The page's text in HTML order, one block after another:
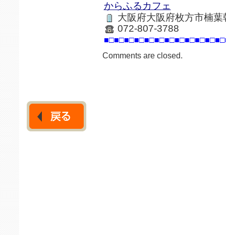
からふるカフェ
大阪府大阪府枚方市楠
072-807-3788
Comments are closed.